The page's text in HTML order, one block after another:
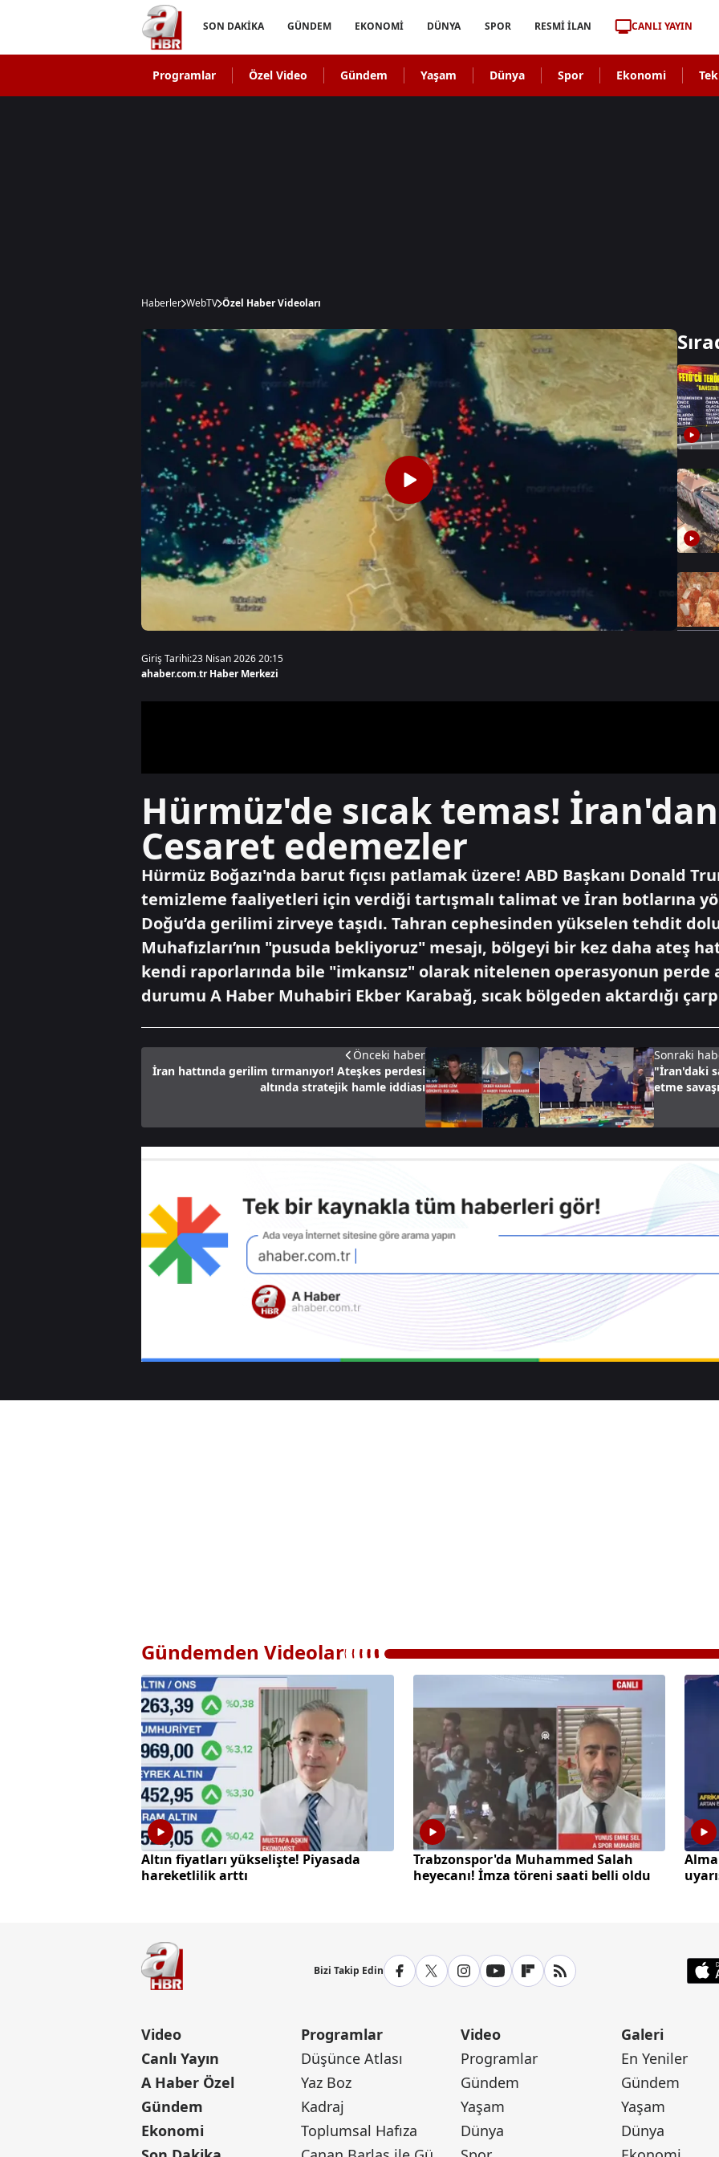
SON DAKİKA GÜNDEM EKONOMİ DÜNYA SPOR RESMİ İLAN CANLI YAYIN
Programlar Özel Video Gündem Yaşam Dünya Spor Ekonomi
Haberler WebTV Özel Haber Videoları
Giriş Tarihi:23 Nisan 2026 20:15
ahaber.com.tr Haber Merkezi
Hürmüz'de sıcak temas!
Cesaret edemezler
Hürmüz Boğazı'nda barut fıçısı patlamak üzere! ABD Başkanı Donald
temizleme faaliyetleri için verdiği tartışmalı talimat ve İran botlarına
Doğu’da gerilimi zirveye taşıdı. Tahran cephesinden yükselen tehdit
Muhafızları’nın "pusuda bekliyoruz" mesajı, bölgeyi bir kez daha ateş
kendi raporlarında bile "imkansız" olarak nitelenen operasyonun perde
durumu A Haber Muhabiri Ekber Karabağ, sıcak bölgeden aktardığı
Önceki haber
İran hattında gerilim tırmanıyor! Ateşkes perdesi
altında stratejik hamle iddiası
Sonraki
"İran'daki
etme
Gündemden Videolar
Altın fiyatları yükselişte! Piyasada
hareketlilik arttı
Trabzonspor'da Muhammed Salah
heyecanı! İmza töreni saati belli oldu
Bizi Takip Edin
Video
Canlı Yayın
A Haber Özel
Gündem
Ekonomi
Programlar
Düşünce Atlası
Yaz Boz
Kadraj
Toplumsal Hafıza
Video
Programlar
Gündem
Yaşam
Dünya
Galeri
En Yeniler
Gündem
Yaşam
Dünya